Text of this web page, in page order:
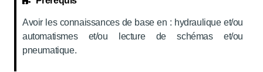
Avoir les connaissances de base en : hydraulique et/ou
automatismes et/ou lecture de schémas et/ou
pneumatique.